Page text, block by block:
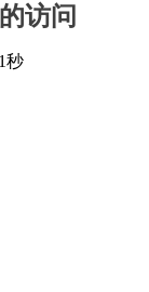
访问
秒